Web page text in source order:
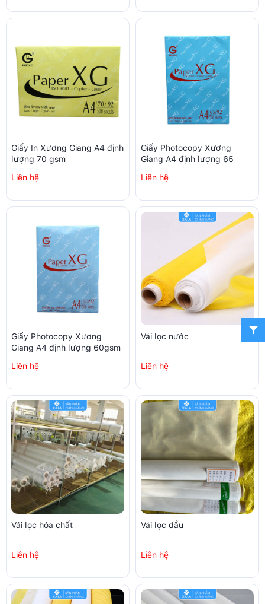
Giấy In Xương Giang A4 định
lượng 70 gsm
Liên hệ
Giấy Photocopy Xương
Giang A4 định lượng 65
Liên hệ
Giấy Photocopy Xương
Giang A4 định lượng 60gsm
Liên hệ
Vải lọc nước
Liên hệ
Vải lọc hóa chất
Liên hệ
Vải lọc dầu
Liên hệ